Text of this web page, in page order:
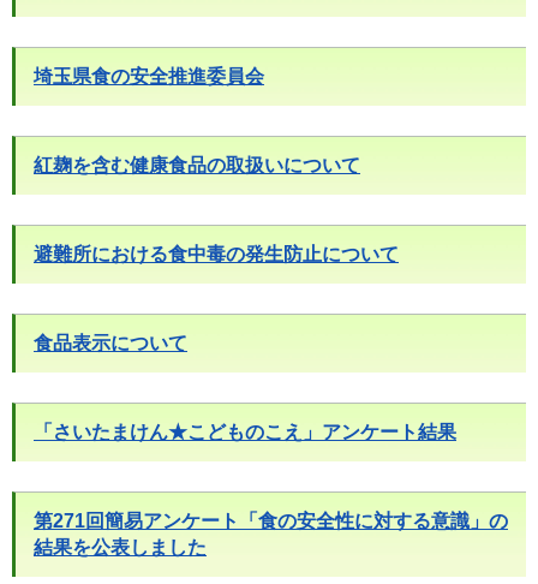
埼玉県食の安全推進委員会
紅麹を含む健康食品の取扱いについて
避難所における食中毒の発生防止について
食品表示について
「さいたまけん★こどものこえ」アンケート結果
第271回簡易アンケート「食の安全性に対する意識」の
結果を公表しました